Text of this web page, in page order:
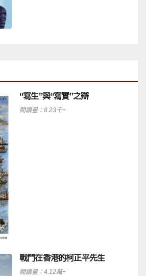
“寫生”與“寫實”之辯
閱讀量：8.23千+
戰鬥在香港的柯正平先生
閱讀量：4.12萬+